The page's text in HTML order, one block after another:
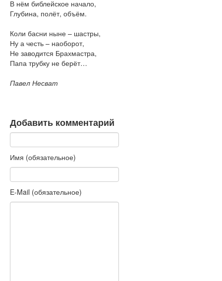
В нём библейское начало,
Глубина, полёт, объём.
Коли басни ныне – шастры,
Ну а честь – наоборот,
Не заводится Брахмастра,
Папа трубку не берёт…
Павел Несват
Добавить комментарий
Имя (обязательное)
E-Mail (обязательное)